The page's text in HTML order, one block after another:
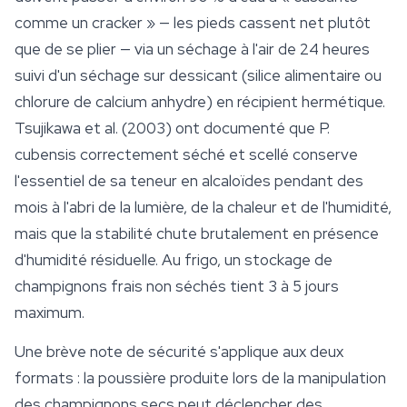
comme un cracker » — les pieds cassent net plutôt
que de se plier — via un séchage à l'air de 24 heures
suivi d'un séchage sur dessicant (silice alimentaire ou
chlorure de calcium anhydre) en récipient hermétique.
Tsujikawa et al. (2003) ont documenté que P.
cubensis correctement séché et scellé conserve
l'essentiel de sa teneur en alcaloïdes pendant des
mois à l'abri de la lumière, de la chaleur et de l'humidité,
mais que la stabilité chute brutalement en présence
d'humidité résiduelle. Au frigo, un stockage de
champignons frais non séchés tient 3 à 5 jours
maximum.
Une brève note de sécurité s'applique aux deux
formats : la poussière produite lors de la manipulation